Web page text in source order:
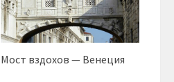
Мост вздохов — Венеция